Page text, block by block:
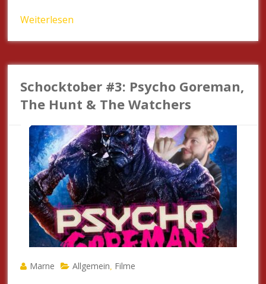
Weiterlesen
Schocktober #3: Psycho Goreman,
The Hunt & The Watchers
Marne Allgemein Filme